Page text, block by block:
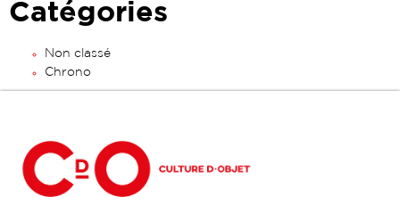
Catégories
Non classé
Chrono